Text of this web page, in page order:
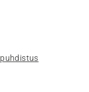
puhdistus